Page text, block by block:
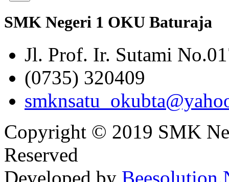
SMK Negeri 1 OKU Baturaja
Jl. Prof. Ir. Sutami
(0735) 320409
Copyright © 2019 SMK
Reserved
Developed by